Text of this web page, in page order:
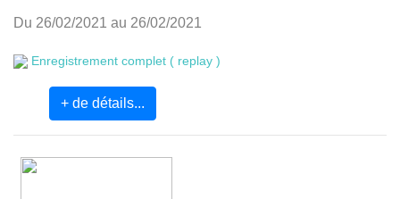
Du 26/02/2021 au 26/02/2021
Enregistrement complet ( replay )
+ de détails...